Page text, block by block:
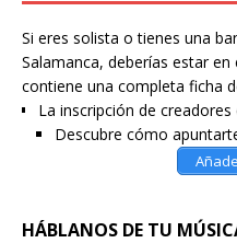
Si eres solista o tienes una
Salamanca, deberías estar en
contiene una completa ficha
La inscripción de
Descubre cómo
HÁBLANOS DE TU